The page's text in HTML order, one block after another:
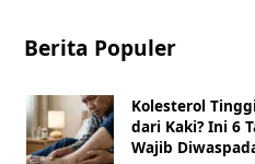
Berita Populer
Kolesterol
dari Kaki? Ini 6
Wajib